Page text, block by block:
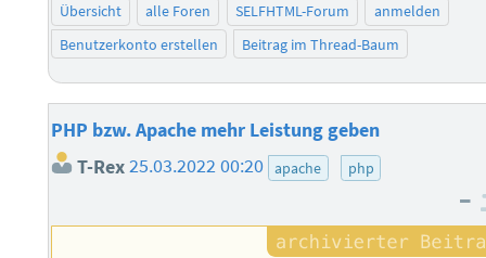
Übersicht alle Foren SELFHTML-Forum
anmelden
Benutzerkonto erstellen
Beitrag im Thread-Baum
PHP bzw. Apache mehr Leistung geben
T-Rex25.03.2022 00:20 apache php
–